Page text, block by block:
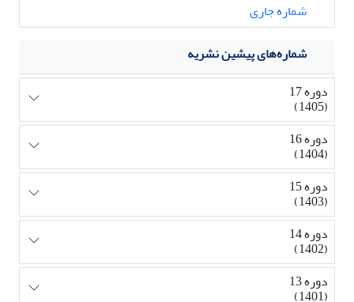
شماره جاری
شماره‌های پیشین نشریه
دوره 17
(1405)
دوره 16
(1404)
دوره 15
(1403)
دوره 14
(1402)
دوره 13
(1401)